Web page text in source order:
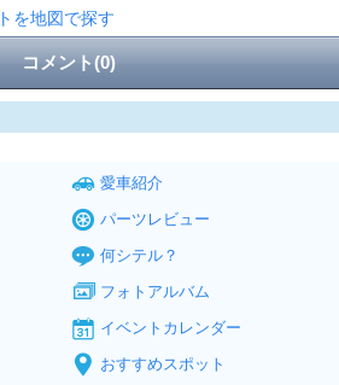
を地図で探す
コメント(0)
愛車紹介
パーツレビュー
何シテル？
フォトアルバム
イベントカレンダー
おすすめスポット